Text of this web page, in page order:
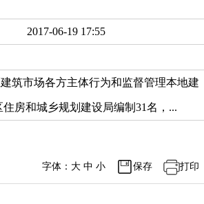
2017-06-19 17:55
筑市场各方主体行为和监督管理本地建
房和城乡规划建设局编制31名，...
打印
保存
字体： 大 中 小